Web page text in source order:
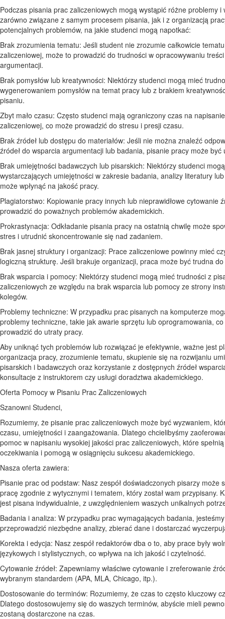
Podczas pisania prac zaliczeniowych mogą wystąpić różne problemy i
zarówno związane z samym procesem pisania, jak i z organizacją
potencjalnych problemów, na jakie studenci mogą napotkać:
Brak zrozumienia tematu: Jeśli student nie zrozumie całkowicie
zaliczeniowej, może to prowadzić do trudności w opracowywaniu
argumentacji.
Brak pomysłów lub kreatywności: Niektórzy studenci mogą mieć
wygenerowaniem pomysłów na temat pracy lub z brakiem
pisaniu.
Zbyt mało czasu: Często studenci mają ograniczony czas na
zaliczeniowej, co może prowadzić do stresu i presji czasu.
Brak źródeł lub dostępu do materiałów: Jeśli nie można znaleźć
źródeł do wsparcia argumentacji lub badania, pisanie pracy może być
Brak umiejętności badawczych lub pisarskich: Niektórzy studenci
wystarczających umiejętności w zakresie badania, analizy literatury
może wpłynąć na jakość pracy.
Plagiatorstwo: Kopiowanie pracy innych lub nieprawidłowe cytowanie
prowadzić do poważnych problemów akademickich.
Prokrastynacja: Odkładanie pisania pracy na ostatnią chwilę może
stres i utrudnić skoncentrowanie się nad zadaniem.
Brak jasnej struktury i organizacji: Prace zaliczeniowe powinny mieć
logiczną strukturę. Jeśli brakuje organizacji, praca może być trudna
Brak wsparcia i pomocy: Niektórzy studenci mogą mieć trudności z
zaliczeniowych ze względu na brak wsparcia lub pomocy ze strony
kolegów.
Problemy techniczne: W przypadku prac pisanych na komputerze
problemy techniczne, takie jak awarie sprzętu lub oprogramowania,
prowadzić do utraty pracy.
Aby uniknąć tych problemów lub rozwiązać je efektywnie, ważne jest
organizacja pracy, zrozumienie tematu, skupienie się na rozwijaniu
pisarskich i badawczych oraz korzystanie z dostępnych źródeł
konsultacje z instruktorem czy usługi doradztwa akademickiego.
Oferta Pomocy w Pisaniu Prac Zaliczeniowych
Szanowni Studenci,
Rozumiemy, że pisanie prac zaliczeniowych może być wyzwaniem,
czasu, umiejętności i zaangażowania. Dlatego chcielibyśmy
pomoc w napisaniu wysokiej jakości prac zaliczeniowych, które
oczekiwania i pomogą w osiągnięciu sukcesu akademickiego.
Nasza oferta zawiera:
Pisanie prac od podstaw: Nasz zespół doświadczonych pisarzy może
pracę zgodnie z wytycznymi i tematem, który został wam przypisany.
jest pisana indywidualnie, z uwzględnieniem waszych unikalnych
Badania i analiza: W przypadku prac wymagających badania,
przeprowadzić niezbędne analizy, zbierać dane i dostarczać
Korekta i edycja: Nasz zespół redaktorów dba o to, aby prace były
językowych i stylistycznych, co wpływa na ich jakość i czytelność.
Cytowanie źródeł: Zapewniamy właściwe cytowanie i zreferowanie
wybranym standardem (APA, MLA, Chicago, itp.).
Dostosowanie do terminów: Rozumiemy, że czas to często kluczowy
Dlatego dostosowujemy się do waszych terminów, abyście mieli
zostaną dostarczone na czas.